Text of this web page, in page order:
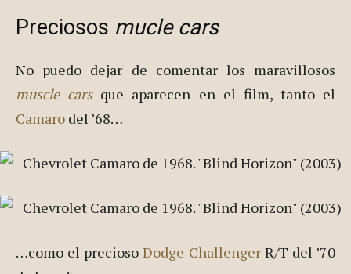
Preciosos mucle cars
No puedo dejar de comentar los maravillosos
muscle carsque aparecen en el film, tanto el
Camaro del ’68…
…como el preciosoDodge ChallengerR/T del ’70